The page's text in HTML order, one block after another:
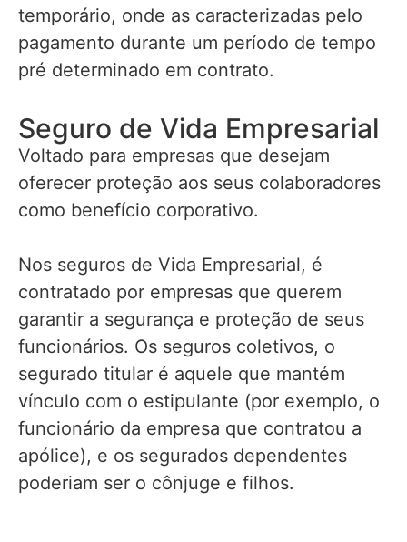
temporário, onde as caracterizadas pelo
pagamento durante um período de tempo
pré determinado em contrato.
Seguro de Vida Empresarial
Voltado para empresas que desejam
oferecer proteção aos seus colaboradores
como benefício corporativo.
Nos seguros de Vida Empresarial, é
contratado por empresas que querem
garantir a segurança e proteção de seus
funcionários. Os seguros coletivos, o
segurado titular é aquele que mantém
vínculo com o estipulante (por exemplo, o
funcionário da empresa que contratou a
apólice), e os segurados dependentes
poderiam ser o cônjuge e filhos.